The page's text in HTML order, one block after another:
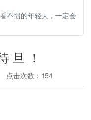
不惯的年轻人，一定会
旦 ！
点击次数：154